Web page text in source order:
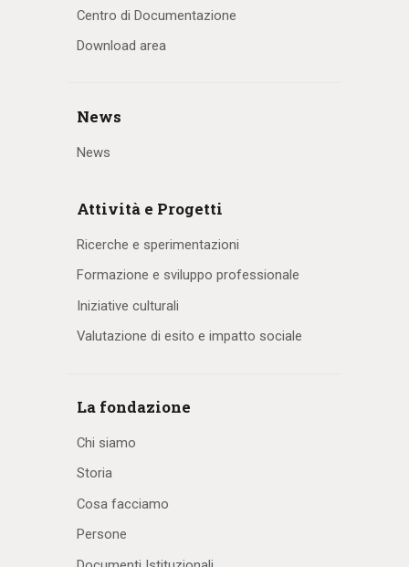
Centro di Documentazione
Download area
News
News
Attività e Progetti
Ricerche e sperimentazioni
Formazione e sviluppo professionale
Iniziative culturali
Valutazione di esito e impatto sociale
La fondazione
Chi siamo
Storia
Cosa facciamo
Persone